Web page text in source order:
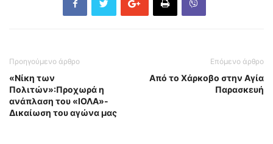
Προηγούμενο άρθρο
«Νίκη των
Πολιτών»:Προχωρά η
ανάπλαση του «ΙΟΛΑ»-
Δικαίωση του αγώνα μας
Επόμενο άρθρο
Από το Χάρκοβο στην Αγία
Παρασκευή